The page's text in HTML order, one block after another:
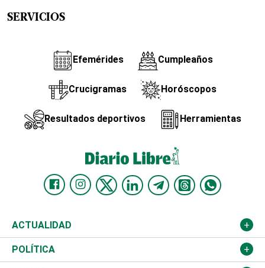
SERVICIOS
Efemérides Cumpleaños
Crucigramas Horóscopos
Resultados deportivos Herramientas
ACTUALIDAD
Nacional
POLÍTICA